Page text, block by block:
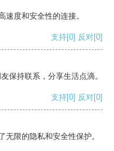
度和安全性的连接。
支持[0] 反对[0]
保持联系，分享生活点滴。
支持[0] 反对[0]
限的隐私和安全性保护。